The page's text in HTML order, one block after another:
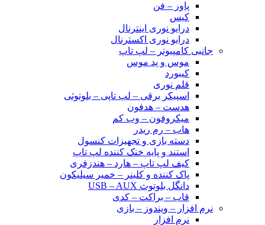
پاور – فن
کیس
درایو نوری اینترنال
درایو نوری اکسترنال
جانبی کامپیوتر – لپ تاپ
موس و پد موس
کیبورد
قلم نوری
اسپیکر برقی – لپ تاپی – بلوتوثی
هدست – هدفون
میکروفون – وب کم
هاب – رم ریدر
دسته بازی و تجهیزات کنسول
استند و پایه خنک کننده لپ تاپ
کیف لپ تاپ – هارد – هندزفری
پاک کننده و کلینر – خمیر سیلیکون
دانگل بلوتوث USB – AUX
قاب – براکت – کدی
نرم افزار – ویندوز – بازی
نرم افزار